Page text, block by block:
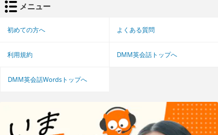
メニュー
初めての方へ よくある質問
利用規約 DMM英会話トップへ
DMM英会話Wordsトップへ